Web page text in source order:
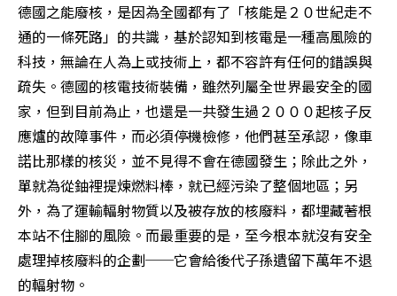
德國之能廢核，是因為全國都有了「核能是２０世紀走不
通的一條死路」的共識，基於認知到核電是一種高風險的
科技，無論在人為上或技術上，都不容許有任何的錯誤與
疏失。德國的核電技術裝備，雖然列屬全世界最安全的國
家，但到目前為止，也還是一共發生過２０００起核子反
應爐的故障事件，而必須停機檢修，他們甚至承認，像車
諾比那樣的核災，並不見得不會在德國發生；除此之外，
單就為從鈾裡提煉燃料棒，就已經污染了整個地區；另
外，為了運輸輻射物質以及被存放的核廢料，都埋藏著根
本站不住腳的風險。而最重要的是，至今根本就沒有安全
處理掉核廢料的企劃──它會給後代子孫遺留下萬年不退
的輻射物。